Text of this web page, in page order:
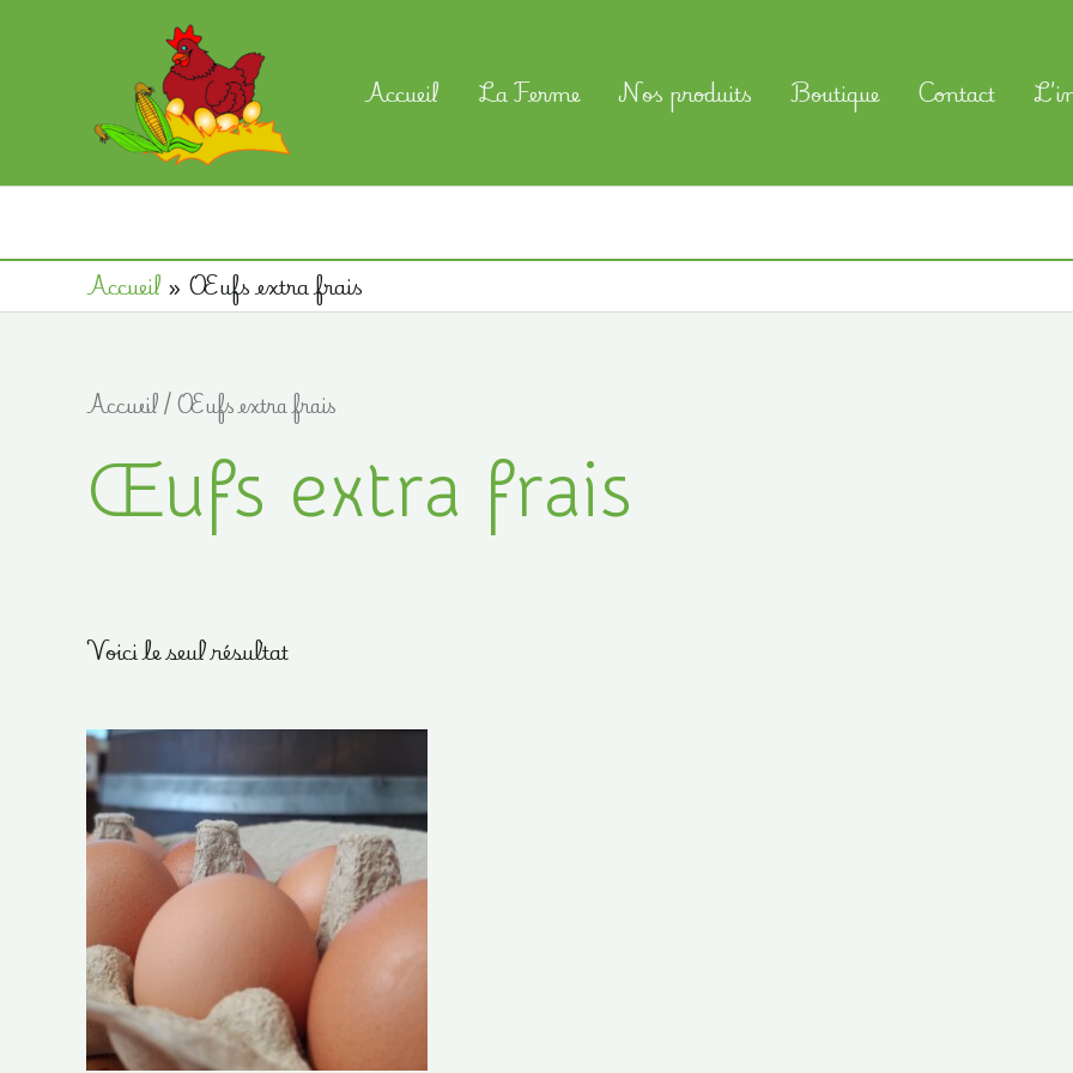
Accueil La Ferme Nos produits Boutique Contact
Accueil » Œufs extra frais
Accueil/ Œufs extra frais
Œufs extra frais
Voici le seul résultat